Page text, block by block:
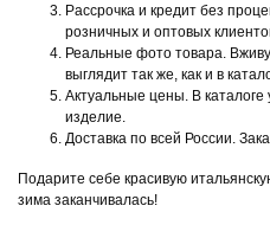
Рассрочка и кредит без
розничных и оптовых
Реальные фото товара.
выглядит так же, как и в
Актуальные цены. В каталоге
изделие.
Доставка по всей России.
Подарите себе красивую
зима заканчивалась!